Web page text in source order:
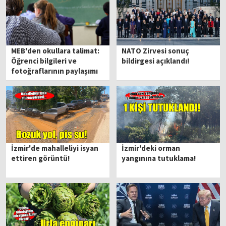
MEB'den okullara talimat:
Öğrenci bilgileri ve
fotoğraflarının paylaşımı
tamamen yasaklandı
NATO Zirvesi sonuç
bildirgesi açıklandı!
İzmir'de mahalleliyi isyan
ettiren görüntü!
İzmir'deki orman
yangınına tutuklama!